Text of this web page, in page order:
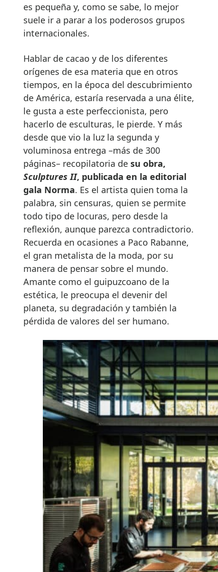
es pequeña y, como se sabe, lo mejor
suele ir a parar a los poderosos grupos
internacionales.
Hablar de cacao y de los diferentes
orígenes de esa materia que en otros
tiempos, en la época del descubrimiento
de América, estaría reservada a una élite,
le gusta a este perfeccionista, pero
hacerlo de esculturas, le pierde. Y más
desde que vio la luz la segunda y
voluminosa entrega –más de 300
páginas– recopilatoria de su obra,
Sculptures II, publicada en la editorial
gala Norma. Es el artista quien toma la
palabra, sin censuras, quien se permite
todo tipo de locuras, pero desde la
reflexión, aunque parezca contradictorio.
Recuerda en ocasiones a Paco Rabanne,
el gran metalista de la moda, por su
manera de pensar sobre el mundo.
Amante como el guipuzcoano de la
estética, le preocupa el devenir del
planeta, su degradación y también la
pérdida de valores del ser humano.